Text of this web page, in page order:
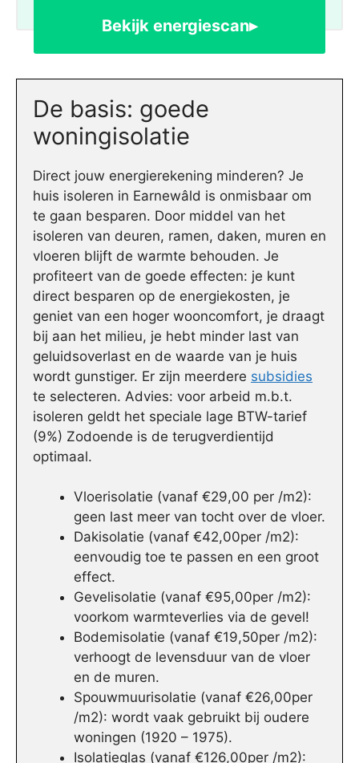
Bekijk energiescan▸
De basis: goede
woningisolatie
Direct jouw energierekening minderen? Je
huis isoleren in Earnewâld is onmisbaar om
te gaan besparen. Door middel van het
isoleren van deuren, ramen, daken, muren en
vloeren blijft de warmte behouden. Je
profiteert van de goede effecten: je kunt
direct besparen op de energiekosten, je
geniet van een hoger wooncomfort, je draagt
bij aan het milieu, je hebt minder last van
geluidsoverlast en de waarde van je huis
wordt gunstiger. Er zijn meerdere subsidies
te selecteren. Advies: voor arbeid m.b.t.
isoleren geldt het speciale lage BTW-tarief
(9%) Zodoende is de terugverdientijd
optimaal.
Vloerisolatie (vanaf €29,00 per /m2):
geen last meer van tocht over de vloer.
Dakisolatie (vanaf €42,00per /m2):
eenvoudig toe te passen en een groot
effect.
Gevelisolatie (vanaf €95,00per /m2):
voorkom warmteverlies via de gevel!
Bodemisolatie (vanaf €19,50per /m2):
verhoogt de levensduur van de vloer
en de muren.
Spouwmuurisolatie (vanaf €26,00per
/m2): wordt vaak gebruikt bij oudere
woningen (1920 – 1975).
Isolatieglas (vanaf €126,00per /m2):